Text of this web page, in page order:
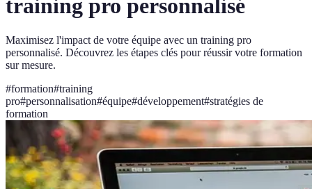
training pro personnalisé
Maximisez l'impact de votre équipe avec un training pro
personnalisé. Découvrez les étapes clés pour réussir votre formation
sur mesure.
#formation#training
pro#personnalisation#équipe#développement#stratégies de
formation